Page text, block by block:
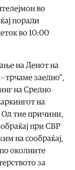
во
поради
во 10:00
на Денот на
трчаме заедно“,
на Средно
на
Од тие причини,
при СВР
на сообраќај,
околните
за